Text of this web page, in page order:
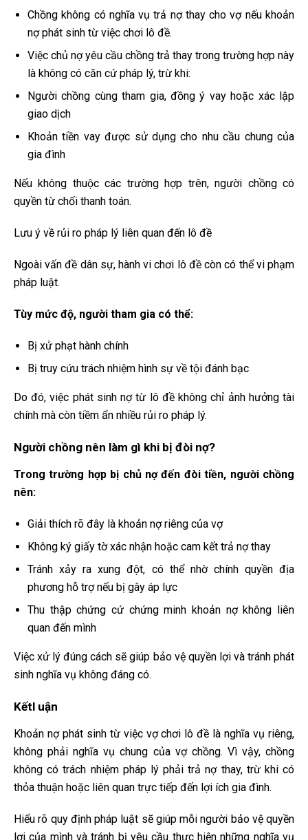
Chồng không có nghĩa vụ trả nợ thay cho vợ nếu khoản
nợ phát sinh từ việc chơi lô đề.
Việc chủ nợ yêu cầu chồng trả thay trong trường hợp này
là không có căn cứ pháp lý, trừ khi:
Người chồng cùng tham gia, đồng ý vay hoặc xác lập
giao dịch
Khoản tiền vay được sử dụng cho nhu cầu chung của
gia đình
Nếu không thuộc các trường hợp trên, người chồng có
quyền từ chối thanh toán.
Lưu ý về rủi ro pháp lý liên quan đến lô đề
Ngoài vấn đề dân sự, hành vi chơi lô đề còn có thể vi phạm
pháp luật.
Tùy mức độ, người tham gia có thể:
Bị xử phạt hành chính
Bị truy cứu trách nhiệm hình sự về tội đánh bạc
Do đó, việc phát sinh nợ từ lô đề không chỉ ảnh hưởng tài
chính mà còn tiềm ẩn nhiều rủi ro pháp lý.
Người chồng nên làm gì khi bị đòi nợ?
Trong trường hợp bị chủ nợ đến đòi tiền, người chồng
nên:
Giải thích rõ đây là khoản nợ riêng của vợ
Không ký giấy tờ xác nhận hoặc cam kết trả nợ thay
Tránh xảy ra xung đột, có thể nhờ chính quyền địa
phương hỗ trợ nếu bị gây áp lực
Thu thập chứng cứ chứng minh khoản nợ không liên
quan đến mình
Việc xử lý đúng cách sẽ giúp bảo vệ quyền lợi và tránh phát
sinh nghĩa vụ không đáng có.
Kếtl uận
Khoản nợ phát sinh từ việc vợ chơi lô đề là nghĩa vụ riêng,
không phải nghĩa vụ chung của vợ chồng. Vì vậy, chồng
không có trách nhiệm pháp lý phải trả nợ thay, trừ khi có
thỏa thuận hoặc liên quan trực tiếp đến lợi ích gia đình.
Hiểu rõ quy định pháp luật sẽ giúp mỗi người bảo vệ quyền
lợi của mình và tránh bị yêu cầu thực hiện những nghĩa vụ